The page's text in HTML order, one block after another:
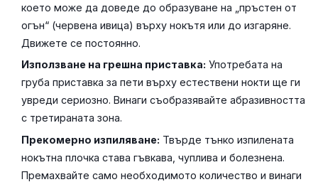
което може да доведе до образуване на „пръстен от
огън“ (червена ивица) върху нокътя или до изгаряне.
Движете се постоянно.
Използване на грешна приставка: Употребата на
груба приставка за пети върху естествени нокти ще ги
увреди сериозно. Винаги съобразявайте абразивността
с третираната зона.
Прекомерно изпиляване: Твърде тънко изпилената
нокътна плочка става гъвкава, чуплива и болезнена.
Премахвайте само необходимото количество и винаги